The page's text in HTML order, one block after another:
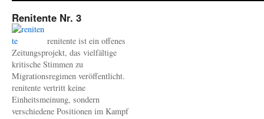
Renitente Nr. 3
renitente ist ein offenes
Zeitungsprojekt, das vielfältige
kritische Stimmen zu
Migrationsregimen veröffentlicht.
renitente vertritt keine
Einheitsmeinung, sondern
verschiedene Positionen im Kampf